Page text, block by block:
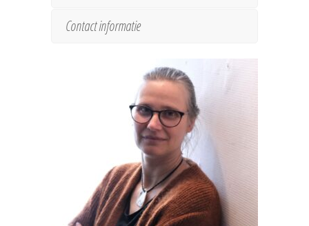
Contact informatie